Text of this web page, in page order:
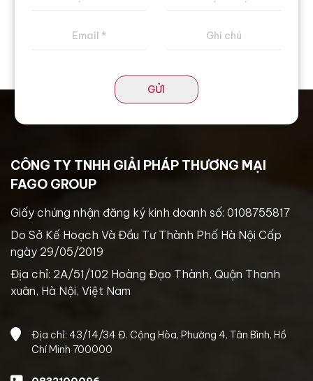
GỬI
CÔNG TY TNHH GIẢI PHÁP THƯƠNG MẠI
FAGO GROUP
Giấy chứng nhận đăng ký kinh doanh số: 0108755817
Do Sở Kế Hoạch Và Đầu Tư Thành Phố Hà Nội Cấp
ngày 29/05/2019
Địa chỉ: 2A/51/102 Hoàng Đạo Thành, Quận Thanh
xuân, Hà Nội, Việt Nam
Địa chỉ: 43/14/34 Đ. Cộng Hòa, Phường 4, Tân Bình, Hồ
Chí Minh 700000